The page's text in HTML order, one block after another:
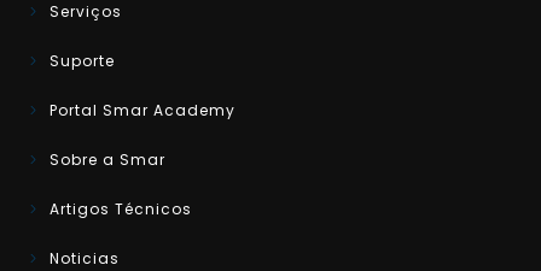
Serviços
Suporte
Portal Smar Academy
Sobre a Smar
Artigos Técnicos
Noticias